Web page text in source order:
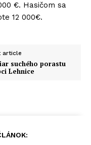
€. Hasičom sa
12 000€.
article
suchého porastu
Lehnice